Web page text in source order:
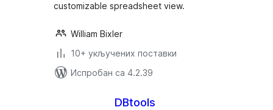
customizable spreadsheet view.
William Bixler
10+ укључених поставки
Испробан са 4.2.39
DBtools